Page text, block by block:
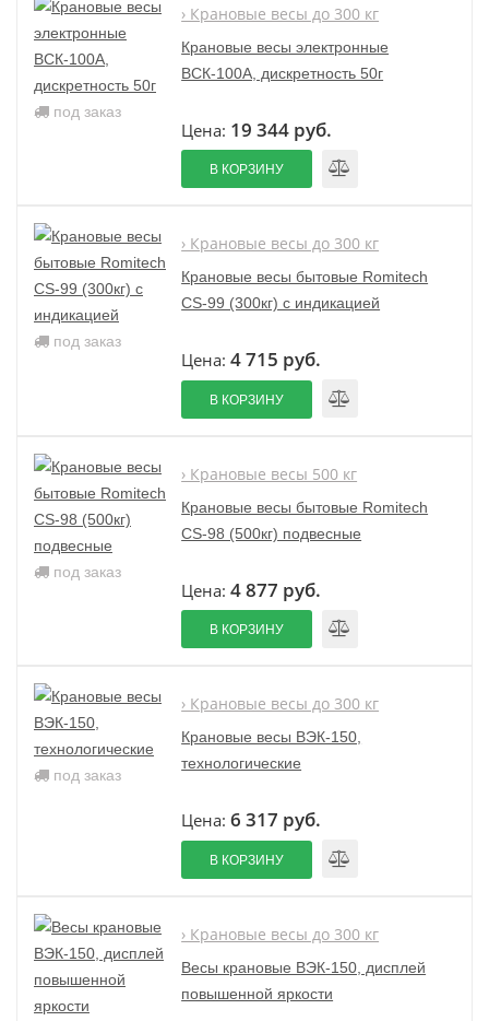
под заказ
› Крановые весы до 300 кг
Крановые весы электронные
ВСК-100А, дискретность 50г
Цена: 19 344 руб.
В КОРЗИНУ
под заказ
› Крановые весы до 300 кг
Крановые весы бытовые Romitech
CS-99 (300кг) с индикацией
Цена:4 715 руб.
В КОРЗИНУ
под заказ
› Крановые весы 500 кг
Крановые весы бытовые Romitech
CS-98 (500кг) подвесные
Цена:4 877 руб.
В КОРЗИНУ
под заказ
› Крановые весы до 300 кг
Крановые весы ВЭК-150,
технологические
Цена:6 317 руб.
В КОРЗИНУ
› Крановые весы до 300 кг
Весы крановые ВЭК-150, дисплей
повышенной яркости